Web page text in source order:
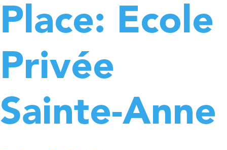
Place: Ecole
Privée
Sainte-Anne